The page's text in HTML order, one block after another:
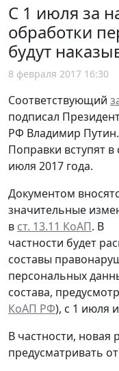
С 1 июля за
обработки
будут
8 февраля 2017 16:30
Соответствующий
подписал
РФ Владимир Путин.
Поправки вступят в
июля 2017 года.
Документом
значительные
в ст. 13.11 КоАП. В
частности будет
составы
персональных
состава,
КоАП РФ), с 1 июля
В частности, новая
предусматривать